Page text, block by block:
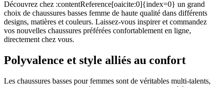
Découvrez chez :contentReference[oaicite:0]{index=0} un grand
choix de chaussures basses femme de haute qualité dans différents
designs, matières et couleurs. Laissez-vous inspirer et commandez
vos nouvelles chaussures préférées confortablement en ligne,
directement chez vous.
Polyvalence et style alliés au confort
Les chaussures basses pour femmes sont de véritables multi-talents,